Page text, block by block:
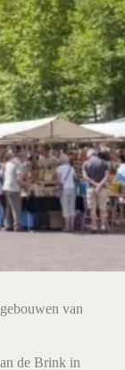
van
de Brink in